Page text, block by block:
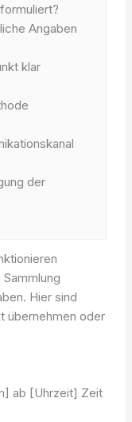
Angaben
klar
der
Hier sind
übernehmen oder
ab [Uhrzeit] Zeit